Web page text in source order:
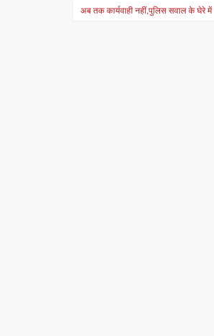
अब तक कार्यवाही नहीं,पुलिस सवाल के घेरे में